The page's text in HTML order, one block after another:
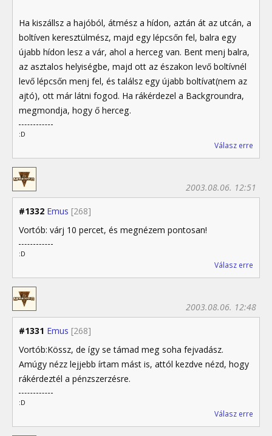
Ha kiszállsz a hajóból, átmész a hídon, aztán át az utcán, a
boltíven keresztülmész, majd egy lépcsőn fel, balra egy
újabb hídon lesz a vár, ahol a herceg van. Bent menj balra,
az asztalos helyiségbe, majd ott az északon levő boltívnél
levő lépcsőn menj fel, és találsz egy újabb boltívat(nem az
ajtó), ott már látni fogod. Ha rákérdezel a Backgroundra,
megmondja, hogy ő herceg.
:D
Válasz erre
#1332 Emus [268]
2003.08.06. 12:51
Vortób: várj 10 percet, és megnézem pontosan!
:D
Válasz erre
#1331 Emus [268]
2003.08.06. 12:48
Vortób:Kössz, de így se támad meg soha fejvadász.
Amúgy nézz lejjebb írtam mást is, attól kezdve nézd, hogy
rákérdeztél a pénzszerzésre.
:D
Válasz erre